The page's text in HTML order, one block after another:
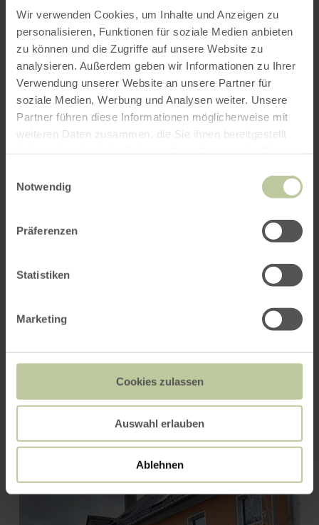
Wir verwenden Cookies, um Inhalte und Anzeigen zu
personalisieren, Funktionen für soziale Medien anbieten
zu können und die Zugriffe auf unsere Website zu
analysieren. Außerdem geben wir Informationen zu Ihrer
Verwendung unserer Website an unsere Partner für
soziale Medien, Werbung und Analysen weiter. Unsere
Partner führen diese Informationen möglicherweise mit
weiteren Daten zusammen, die Sie ihnen bereitgestellt
Notwendig
Präferenzen
Statistiken
Marketing
Cookies zulassen
Auswahl erlauben
Ablehnen
ROUTE PLANEN
Das könnte Sie auch
interessieren
Café-Restaurant "Vier
Jahreszeiten"